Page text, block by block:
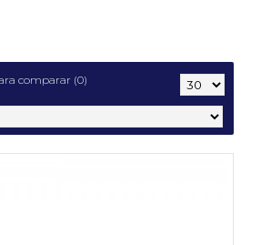
comparar (0)